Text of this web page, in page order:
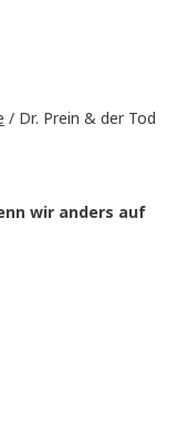
/ Dr. Prein & der Tod
wir anders auf